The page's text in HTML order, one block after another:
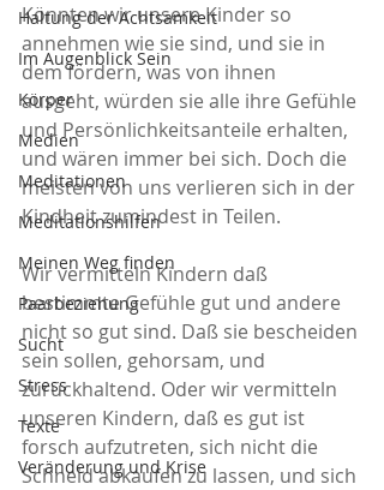
Haltung der Achtsamkeit
Im Augenblick Sein
Körper
Medien
Meditationen
Meditationshilfen
Meinen Weg finden
Paarbeziehung
Sucht
Stress
Texte
Veränderung und Krise
Könnten wir unsere Kinder so
annehmen wie sie sind, und sie in
dem fördern, was von ihnen
ausgeht, würden sie alle ihre Gefühle
und Persönlichkeitsanteile erhalten,
und wären immer bei sich. Doch die
meisten von uns verlieren sich in der
Kindheit zumindest in Teilen.
Wir vermitteln Kindern daß
bestimmte Gefühle gut und andere
nicht so gut sind. Daß sie bescheiden
sein sollen, gehorsam, und
zurückhaltend. Oder wir vermitteln
unseren Kindern, daß es gut ist
forsch aufzutreten, sich nicht die
Schneid abkaufen zu lassen, und sich